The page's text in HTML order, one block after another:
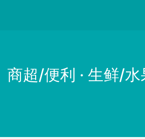
商超/便利 · 生鲜/